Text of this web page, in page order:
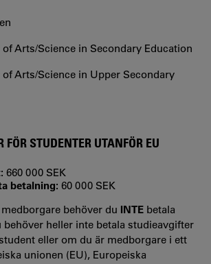
Arts/Science in Secondary Education
Arts/Science in Upper Secondary
FÖR STUDENTER UTANFÖR EU
660 000 SEK
betalning: 60 000 SEK
behöver du INTE betala
behöver heller inte betala studieavgifter
eller om du är medborgare i ett
unionen (EU), Europeiska